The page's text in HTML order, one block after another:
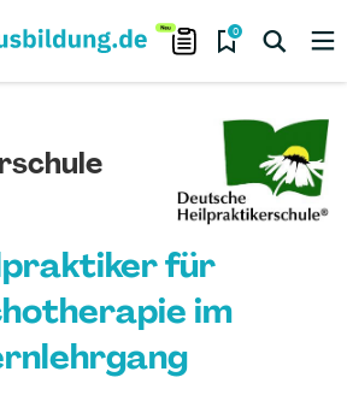
0
für
im